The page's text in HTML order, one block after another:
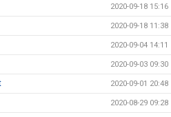
2020-09-18 15:16
2020-09-18 11:38
2020-09-04 14:11
2020-09-03 09:30
2020-09-01 20:48
2020-08-29 09:28